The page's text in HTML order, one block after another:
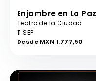
Enjambre en La Paz
Teatro de la Ciudad
11 SEP
Desde MXN 1.777,50